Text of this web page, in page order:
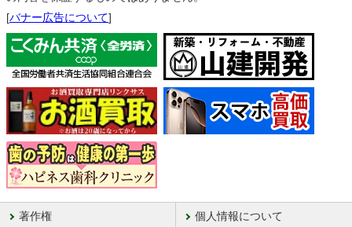
[バナー広告について]
著作権 個人情報について